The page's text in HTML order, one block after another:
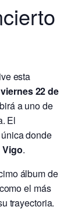
esta
viernes 22 de
a uno de
El
donde
Vigo.
álbum de
el más
trayectoria.